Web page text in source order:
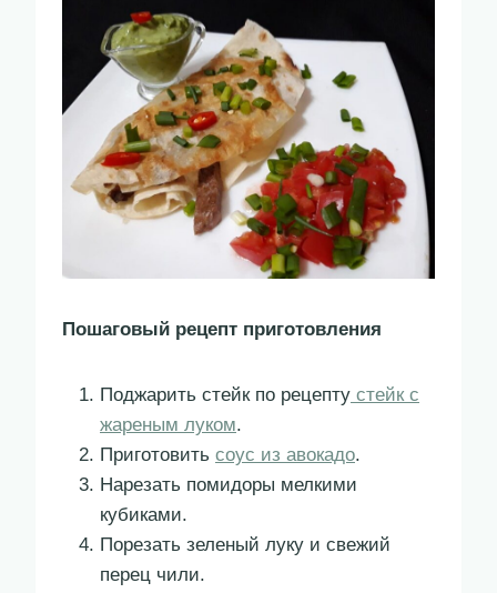
Пошаговый рецепт приготовления
Поджарить стейк по рецепту стейк с
жареным луком.
Приготовить соус из авокадо.
Нарезать помидоры мелкими
кубиками.
Порезать зеленый луку и свежий
перец чили.